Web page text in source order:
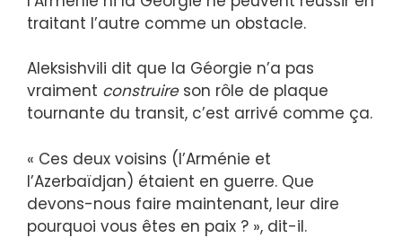
traitant l’autre comme un obstacle.
Aleksishvili dit que la Géorgie n’a pas
vraiment construireson rôle de plaque
tournante du transit, c’est arrivé comme ça.
« Ces deux voisins (l’Arménie et
l’Azerbaïdjan) étaient en guerre. Que
devons-nous faire maintenant, leur dire
pourquoi vous êtes en paix ? », dit-il.